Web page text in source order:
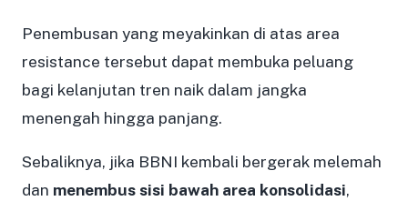
Penembusan yang meyakinkan di atas area
resistance tersebut dapat membuka peluang
bagi kelanjutan tren naik dalam jangka
menengah hingga panjang.
Sebaliknya, jika BBNI kembali bergerak melemah
dan menembus sisi bawah area konsolidasi,